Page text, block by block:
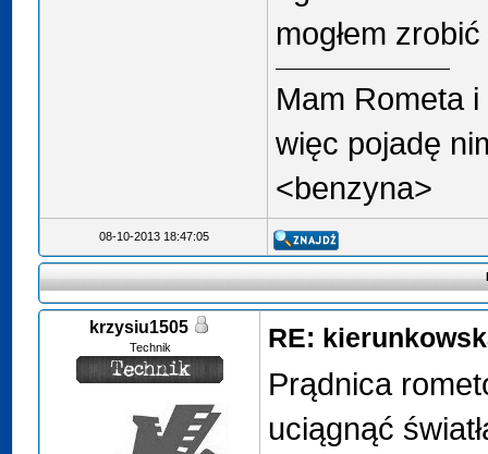
mogłem
Mam Rometa
więc pojadę
<benzyna>
08-10-2013 18:47:05
krzysiu1505
Technik RE:
Prądnica
uciągnąć